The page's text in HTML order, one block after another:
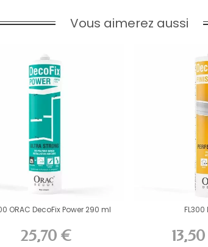
Vous aimerez aussi
ORAC DecoFix Power 290 ml
25,70 €
FL300